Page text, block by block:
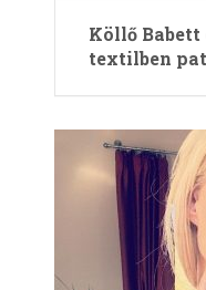
Köllő
textilben